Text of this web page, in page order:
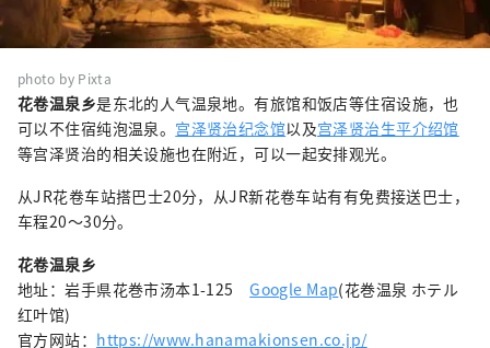
photo by Pixta
花卷温泉乡是东北的人气温泉地。有旅馆和饭店等住宿设施，也
可以不住宿纯泡温泉。 宫泽贤治纪念馆以及宫泽贤治生平介绍馆
等宫泽贤治的相关设施也在附近，可以一起安排观光。
从JR花卷车站搭巴士20分，从JR新花卷车站有有免费接送巴士，
车程20～30分。
花卷温泉乡
地址：岩手県花巻市汤本1-125Google Map(花巻温泉 ホテル
红叶馆)
官方网站： https://www.hanamakionsen.co.jp/